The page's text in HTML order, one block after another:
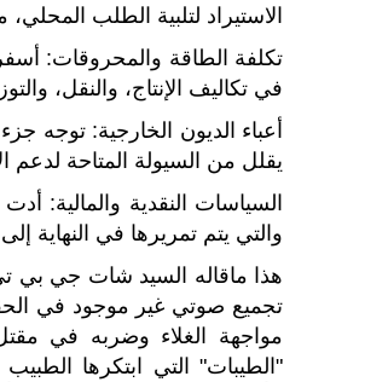
الاستيراد لتلبية الطلب
تكلفة الطاقة والمحروقات:
في تكاليف الإنتاج، والنقل،
أعباء الديون الخارجية: توجه
يقلل من السيولة المتاحة لدعم
السياسات النقدية والمالية:
والتي يتم تمريرها في النهاية
هذا ماقاله السيد شات جي بي
تجميع صوتي غير موجود في
مواجهة الغلاء وضربه في
"الطيبات" التي ابتكرها